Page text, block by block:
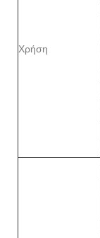
Χρήση